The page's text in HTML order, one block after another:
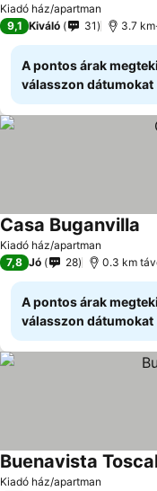
Kiadó ház/apartman
9,1 Kiváló 31 3.7
A pontos árak
válasszon dátumokat
Kiadó ház/apartman
Casa Buganvilla
7,8 Jó 28 0.3 km
A pontos árak
válasszon dátumokat
Kiadó ház/apartman
Buenavista